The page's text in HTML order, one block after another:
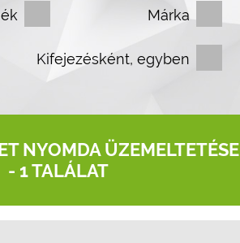
Márka
Kifejezésként, egyben
NYOMDA ÜZEMELTETÉSE
- 1 TALÁLAT